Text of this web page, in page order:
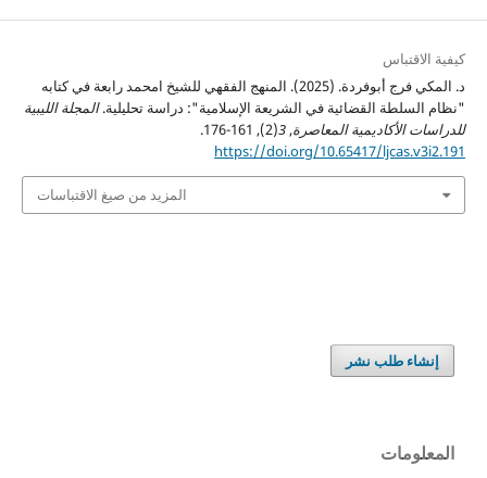
كيفية الاقتباس
د. المكي فرج أبوفردة. (2025). المنهج الفقهي للشيخ امحمد رابعة في كتابه
"نظام السلطة القضائية في الشريعة الإسلامية": دراسة تحليلية.المجلة الليبية
للدراسات الأكاديمية المعاصرة,
3
(2), 161-176.
https://doi.org/10.65417/ljcas.v3i2.191
المزيد من صيغ الاقتباسات
إنشاء طلب نشر
المعلومات